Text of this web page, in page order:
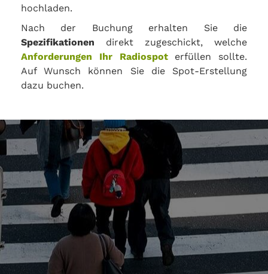
hochladen.
Nach der Buchung erhalten Sie die
Spezifikationen direkt zugeschickt, welche
Anforderungen Ihr Radiospoterfüllen sollte.
Auf Wunsch können Sie die Spot-Erstellung
dazu buchen.